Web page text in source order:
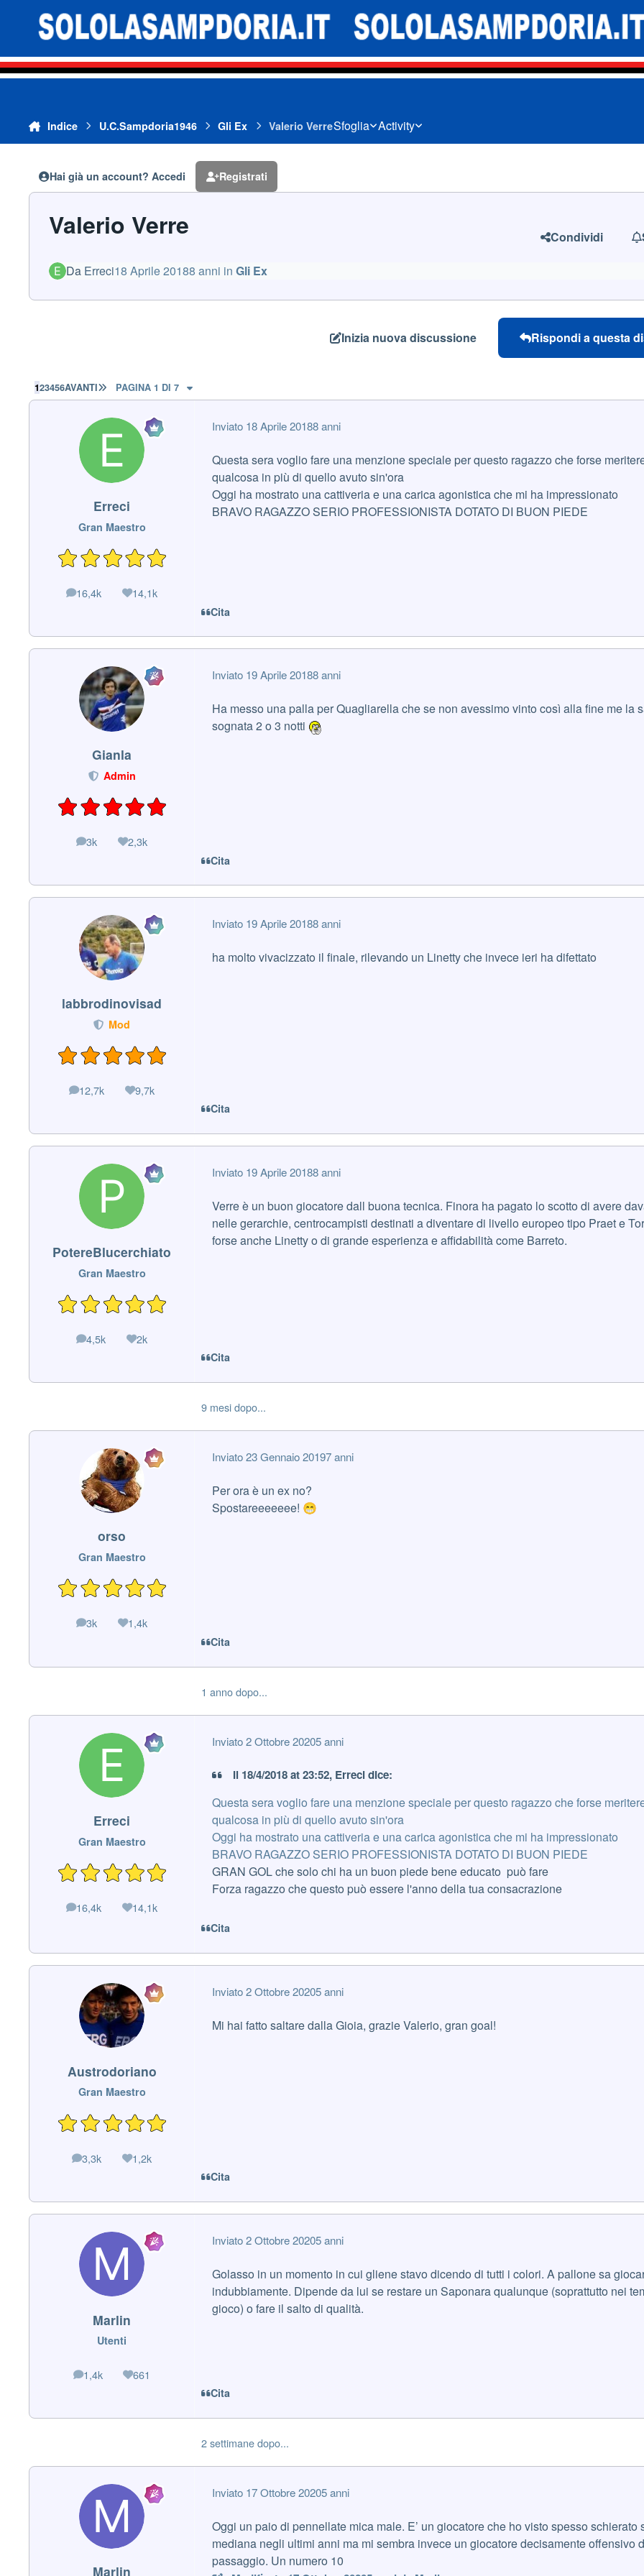
Indice U.C.Sampdoria1946 Gli Ex Valerio VerreSfoglia Activity
Hai già un account? Accedi Registrati
Valerio Verre Condividi
Da Erreci18 Aprile 20188 anni inGli Ex
Inizia nuova discussione Rispondi a questa
123456AVANTI ULTIMA PAGINA
PAGINA 1 DI 7
Erreci
Gran Maestro
16,4k
messaggi 14,1k
Reputazione
Inviato 18 Aprile 20188 anni
Questa sera voglio fare una menzione speciale per questo ragazzo che forse
qualcosa in più di quello avuto sin'ora
Oggi ha mostrato una cattiveria e una carica agonistica che mi ha impressionato
BRAVO RAGAZZO SERIO PROFESSIONISTA DOTATO DI BUON PIEDE
Cita
Gianla
Admin
3k
messaggi2,3k
Reputazione
Inviato 19 Aprile 20188 anni
Ha messo una palla per Quagliarella che se non avessimo vinto così alla fine me la
sognata 2 o 3 notti
Cita
labbrodinovisad
Mod
12,7k
messaggi 9,7k
Reputazione
Inviato 19 Aprile 20188 anni
ha molto vivacizzato il finale, rilevando un Linetty che invece ieri ha difettato
Cita
PotereBlucerchiato
Gran Maestro
4,5k
messaggi2k
Reputazione
Inviato 19 Aprile 20188 anni
Verre è un buon giocatore dall buona tecnica. Finora ha pagato lo scotto di avere
nelle gerarchie, centrocampisti destinati a diventare di livello europeo tipo Praet e
forse anche Linetty o di grande esperienza e affidabilità come Barreto.
Cita
9 mesi dopo...
orso
Gran Maestro
3k
messaggi1,4k
Reputazione
Inviato23 Gennaio 20197 anni
Per ora è un ex no?
Spostareeeeeee! 😁
Cita
1 anno dopo...
Erreci
Gran Maestro
16,4k
messaggi 14,1k
Reputazione
Inviato2 Ottobre 20205 anni
Il 18/4/2018 at 23:52, Erreci dice:
Questa sera voglio fare una menzione speciale per questo ragazzo che forse
qualcosa in più di quello avuto sin'ora
Oggi ha mostrato una cattiveria e una carica agonistica che mi ha impressionato
BRAVO RAGAZZO SERIO PROFESSIONISTA DOTATO DI BUON PIEDE
GRAN GOL che solo chi ha un buon piede bene educato può fare
Forza ragazzo che questo può essere l'anno della tua consacrazione
Cita
Austrodoriano
Gran Maestro
3,3k
messaggi1,2k
Reputazione
Inviato2 Ottobre 20205 anni
Mi hai fatto saltare dalla Gioia, grazie Valerio, gran goal!
Cita
Marlin
Utenti
1,4k
messaggi661
Reputazione
Inviato2 Ottobre 20205 anni
Golasso in un momento in cui gliene stavo dicendo di tutti i colori. A pallone sa
indubbiamente. Dipende da lui se restare un Saponara qualunque (soprattutto nei
gioco) o fare il salto di qualità.
Cita
2 settimane dopo...
Marlin
Inviato 17 Ottobre 20205 anni
Oggi un paio di pennellate mica male. E’ un giocatore che ho visto spesso schierato
mediana negli ultimi anni ma mi sembra invece un giocatore decisamente offensivo
passaggio. Un numero 10